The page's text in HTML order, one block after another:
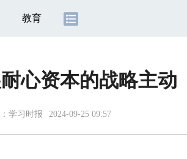
教育
心资本的战略主动
学习时报 2024-09-25 09:57